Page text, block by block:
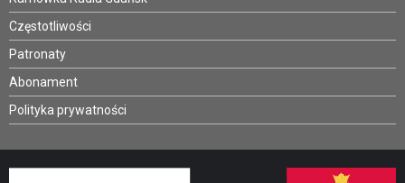
Częstotliwości
Patronaty
Abonament
Polityka prywatności